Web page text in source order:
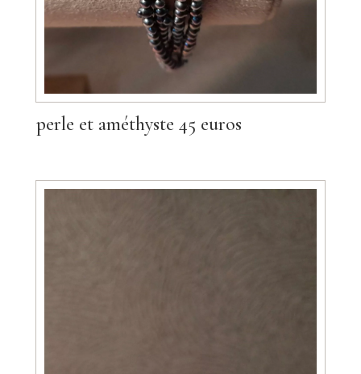
perle et améthyste 45 euros